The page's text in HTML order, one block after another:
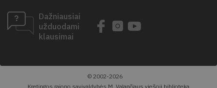
Dažniausiai
užduodami
klausimai
© 2002-2026
Kretingos rajono savivaldybės M. Valančiaus viešoji biblioteka